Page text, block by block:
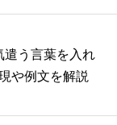
遣う言葉を入れ
や例文を解説